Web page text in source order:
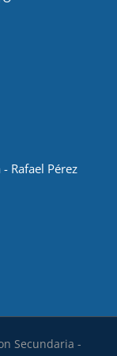
Secundaria -